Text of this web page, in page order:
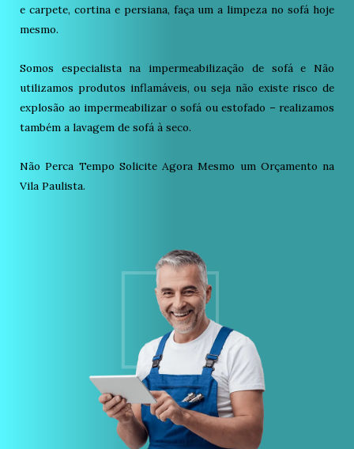
e carpete, cortina e persiana, faça um a limpeza no sofá hoje
mesmo.
Somos especialista na impermeabilização de sofá e Não
utilizamos produtos inflamáveis, ou seja não existe risco de
explosão ao impermeabilizar o sofá ou estofado – realizamos
também a lavagem de sofá à seco.
Não Perca Tempo Solicite Agora Mesmo um Orçamento na
Vila Paulista.